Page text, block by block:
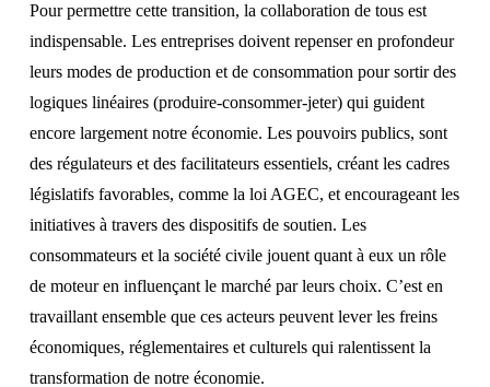
Pour permettre cette transition, la collaboration de tous est
indispensable. Les entreprises doivent repenser en profondeur
leurs modes de production et de consommation pour sortir des
logiques linéaires (produire-consommer-jeter) qui guident
encore largement notre économie. Les pouvoirs publics, sont
des régulateurs et des facilitateurs essentiels, créant les cadres
législatifs favorables, comme la loi AGEC, et encourageant les
initiatives à travers des dispositifs de soutien. Les
consommateurs et la société civile jouent quant à eux un rôle
de moteur en influençant le marché par leurs choix. C’est en
travaillant ensemble que ces acteurs peuvent lever les freins
économiques, réglementaires et culturels qui ralentissent la
transformation de notre économie.